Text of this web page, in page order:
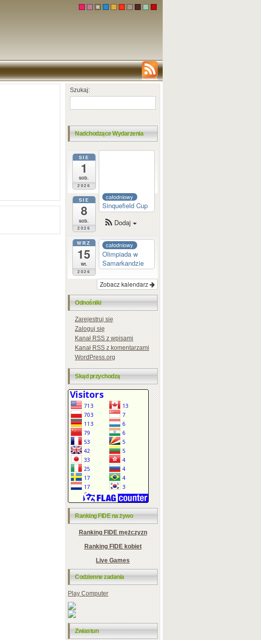
Szukaj:
Nadchodzące Wydarzenia
SIE
1
sob.
2026
SIE
8
sob.
2026
całodniowy
Sinquefield Cup
WRZ
15
wt.
2026
całodniowy
Olimpiada w
Samarkandzie
Zobacz kalendarz
Dodaj
Odnośniki
Zarejestruj się
Zaloguj się
KanałRSSz wpisami
KanałRSSz komentarzami
WordPress.org
Skąd przychodzą
Ranking FIDE na żywo
Ranking FIDE mężczyzn
Ranking FIDE kobiet
Live Games
Codzienne zadania
Play Computer
Zwiastun